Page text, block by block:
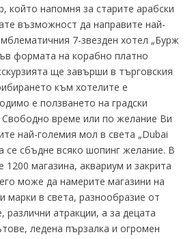
който напомня за старите арабски
възможност да направите най-
7-звезден хотел „Бурж
формата на корабно платно
ще завърши в търговския
към хотелите е
е ползването на градски
Свободно време или по желание Ви
най-големия мол в света „Dubai
се сбъдне всяко шопинг желание. В
магазина, аквариум и закрита
може да намерите магазини на
марки в света, разнообразие от
различни атракции, а за децата
ледена пързалка и огромен